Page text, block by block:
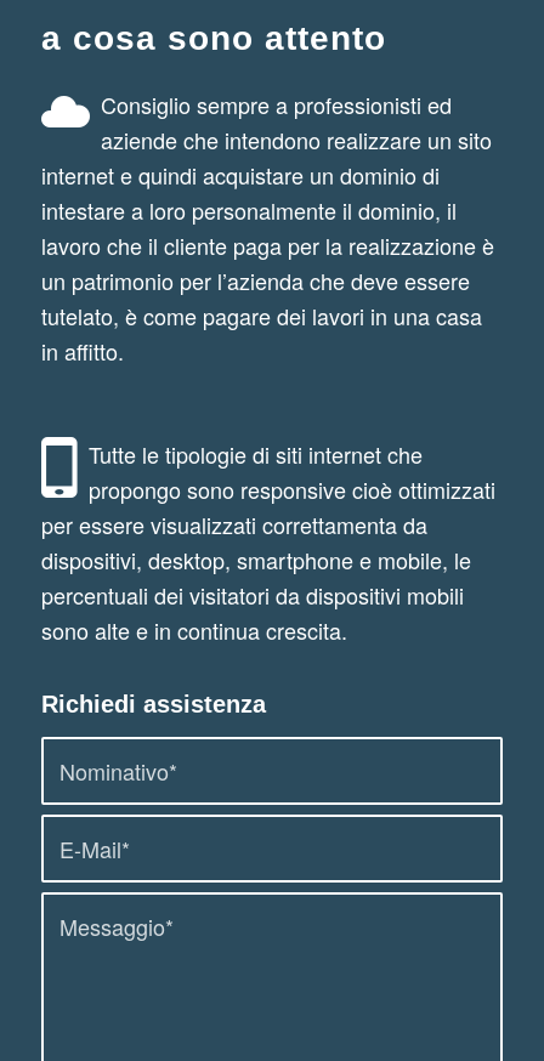
a cosa sono attento
Consiglio sempre a professionisti ed
aziende che intendono realizzare un sito
internet e quindi acquistare un dominio di
intestare a loro personalmente il dominio, il
lavoro che il cliente paga per la realizzazione è
un patrimonio per l’azienda che deve essere
tutelato, è come pagare dei lavori in una casa
in affitto.
Tutte le tipologie di siti internet che
propongo sono responsive cioè ottimizzati
per essere visualizzati correttamenta da
dispositivi, desktop, smartphone e mobile, le
percentuali dei visitatori da dispositivi mobili
sono alte e in continua crescita.
Richiedi assistenza